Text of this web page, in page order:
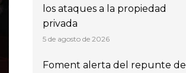
los ataques a la propiedad
privada
5 de agosto de 2026
Foment alerta del repunte del